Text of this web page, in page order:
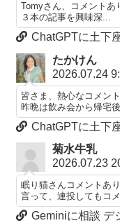
Tomyさん、コメントあ
３本の記事を興味深...
ChatGPTに土下
たかけん
2026.07.24
皆さま、熱心なコメン
昨晩は飲み会から帰宅後
ChatGPTに土下
菊水牛乳
2026.07.23
眠り猫さんコメントあ
言って、連投してもコ
Geminiに相談 デ